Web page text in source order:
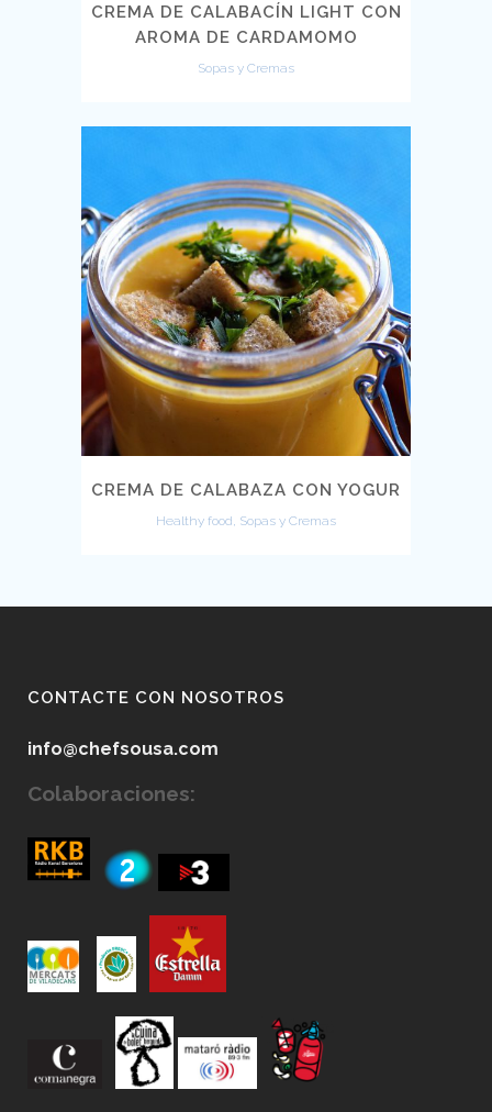
CREMA DE CALABACÍN LIGHT CON
AROMA DE CARDAMOMO
Sopas y Cremas
CREMA DE CALABAZA CON YOGUR
Healthy food, Sopas y Cremas
CONTACTE CON NOSOTROS
info@chefsousa.com
Colaboraciones: